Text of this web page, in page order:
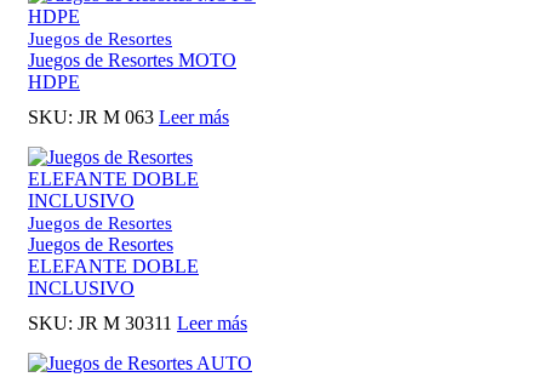
Juegos de Resortes
Juegos de Resortes MOTO
HDPE
SKU: JR M 063 Leer más
Juegos de Resortes
Juegos de Resortes
ELEFANTE DOBLE
INCLUSIVO
SKU: JR M 30311 Leer más